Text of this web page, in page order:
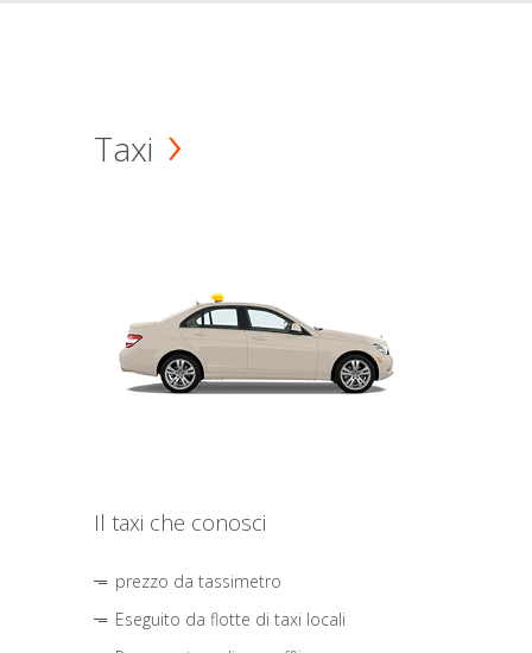
Taxi
Il taxi che conosci
prezzo da tassimetro
Eseguito da flotte di taxi locali